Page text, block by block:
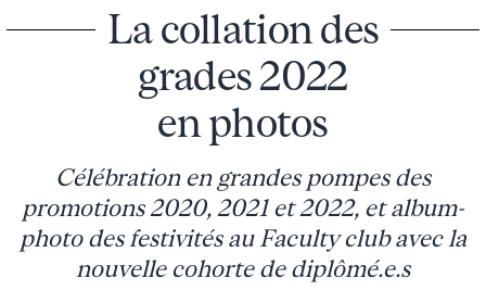
La collation des
grades 2022
en photos
Célébration en grandes pompes des
promotions 2020, 2021 et 2022, et album-
photo des festivités au Faculty club avec la
nouvelle cohorte de diplômé.e.s